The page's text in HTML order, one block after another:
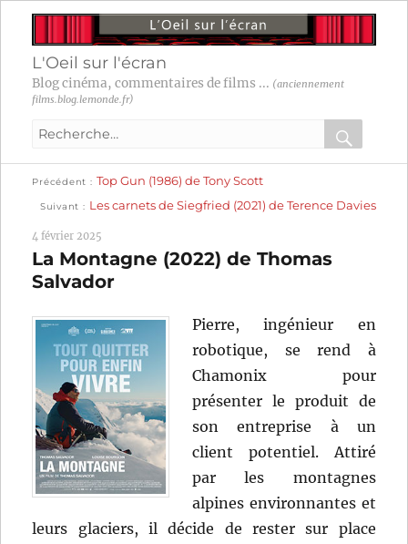
L'Oeil sur l'écran
Blog cinéma, commentaires de films ... (anciennement
films.blog.lemonde.fr)
Recherche
:
OK
Navigation
l’article
Précédent
précédente :
Top Gun (1986) de Tony Scott
Suivant
suivante :
Les carnets de Siegfried (2021) de Terence Davies
4 février 2025
La Montagne (2022) de Thomas
Salvador
Pierre, ingénieur en
robotique, se rend à
Chamonix pour
présenter le produit de
son entreprise à un
client potentiel. Attiré
par les montagnes
alpines environnantes et
leurs glaciers, il décide de rester sur place